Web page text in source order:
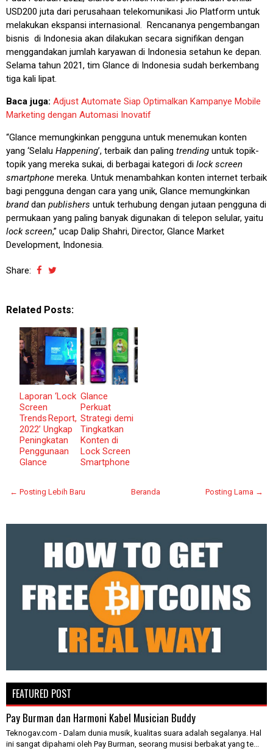
USD200 juta dari perusahaan telekomunikasi Jio Platform untuk
melakukan ekspansi internasional. Rencananya pengembangan
bisnis di Indonesia akan dilakukan secara signifikan dengan
menggandakan jumlah karyawan di Indonesia setahun ke depan.
Selama tahun 2021, tim Glance di Indonesia sudah berkembang
tiga kali lipat.
Baca juga: Adjust Automate Siap Optimalkan Kampanye Mobile
Marketing dengan Automasi Inovatif
“Glance memungkinkan pengguna untuk menemukan konten
yang ‘Selalu Happening’, terbaik dan paling trending untuk topik-
topik yang mereka sukai, di berbagai kategori di lock screen
smartphone mereka. Untuk menambahkan konten internet terbaik
bagi pengguna dengan cara yang unik, Glance memungkinkan
branddan publishers untuk terhubung dengan jutaan pengguna di
permukaan yang paling banyak digunakan di telepon selular, yaitu
lock screen,” ucap Dalip Shahri, Director, Glance Market
Development, Indonesia.
Share:
Related Posts:
Laporan ‘Lock
Screen
Trends Report,
2022’ Ungkap
Peningkatan
Penggunaan
Glance
Glance
Perkuat
Strategi demi
Tingkatkan
Konten di
Lock Screen
Smartphone
← Posting Lebih Baru Posting Lama →
Beranda
FEATURED POST
Pay Burman dan Harmoni Kabel Musician Buddy
Teknogav.com - Dalam dunia musik, kualitas suara adalah segalanya. Hal
ini sangat dipahami oleh Pay Burman, seorang musisi berbakat yang te...